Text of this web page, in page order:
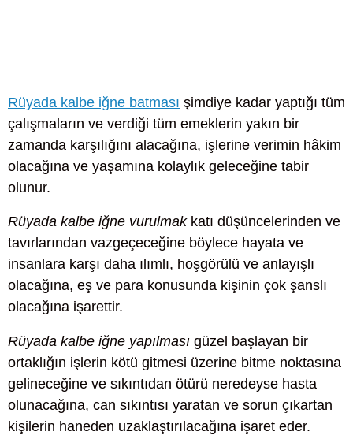
Rüyada kalbe iğne batması şimdiye kadar yaptığı tüm
çalışmaların ve verdiği tüm emeklerin yakın bir
zamanda karşılığını alacağına, işlerine verimin hâkim
olacağına ve yaşamına kolaylık geleceğine tabir
olunur.
Rüyada kalbe iğne vurulmakkatı düşüncelerinden ve
tavırlarından vazgeçeceğine böylece hayata ve
insanlara karşı daha ılımlı, hoşgörülü ve anlayışlı
olacağına, eş ve para konusunda kişinin çok şanslı
olacağına işarettir.
Rüyada kalbe iğne yapılması güzel başlayan bir
ortaklığın işlerin kötü gitmesi üzerine bitme noktasına
gelineceğine ve sıkıntıdan ötürü neredeyse hasta
olunacağına, can sıkıntısı yaratan ve sorun çıkartan
kişilerin haneden uzaklaştırılacağına işaret eder.